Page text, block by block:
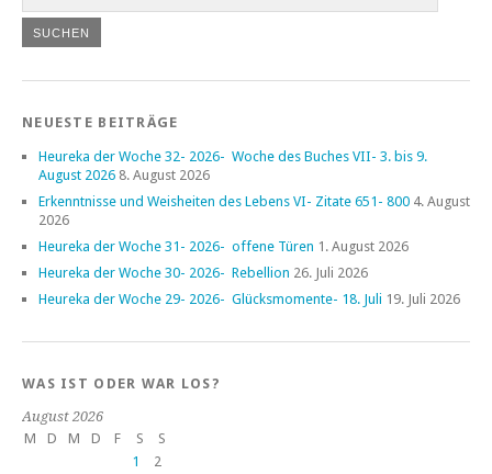
NEUESTE BEITRÄGE
Heureka der Woche 32- 2026- Woche des Buches VII- 3. bis 9.
August 2026 8. August 2026
Erkenntnisse und Weisheiten des Lebens VI- Zitate 651- 800 4. August
2026
Heureka der Woche 31- 2026- offene Türen 1. August 2026
Heureka der Woche 30- 2026- Rebellion 26. Juli 2026
Heureka der Woche 29- 2026- Glücksmomente- 18. Juli 19. Juli 2026
WAS IST ODER WAR LOS?
August 2026
M
D M D F S
S
1
2